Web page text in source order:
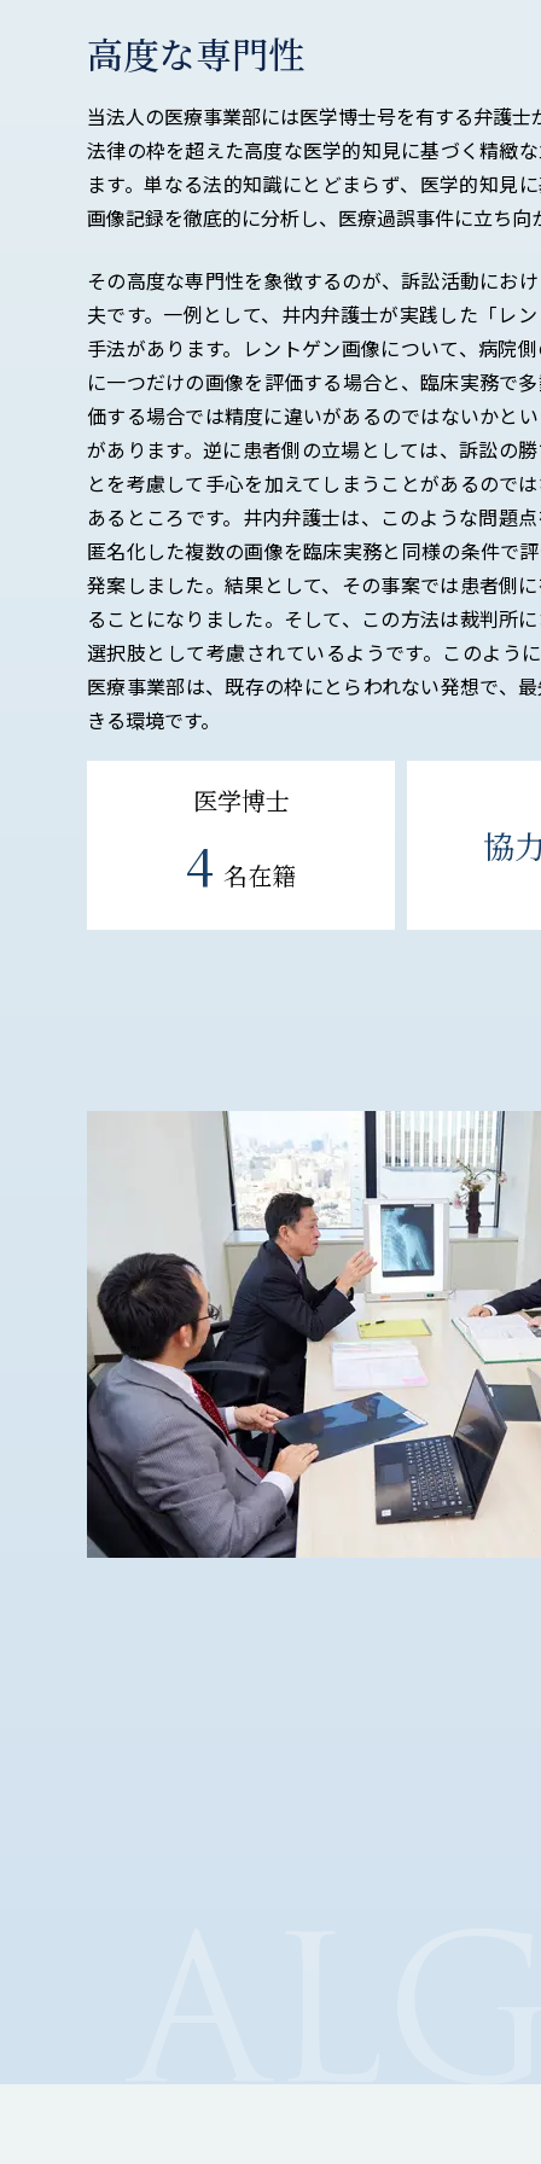
高度な専門性
当法人の医療事業部には医学博士号を有する弁護士
法律の枠を超えた高度な医学的知見に基づく精緻
ます。単なる法的知識にとどまらず、医学的知見
画像記録を徹底的に分析し、医療過誤事件に立ち向
その高度な専門性を象徴するのが、訴訟活動にお
夫です。一例として、井内弁護士が実践した「レ
手法があります。レントゲン画像について、病院
に一つだけの画像を評価する場合と、臨床実務で
価する場合では精度に違いがあるのではないかと
があります。逆に患者側の立場としては、訴訟の
とを考慮して手心を加えてしまうことがあるので
あるところです。井内弁護士は、このような問題
匿名化した複数の画像を臨床実務と同様の条件で
発案しました。結果として、その事案では患者側
ることになりました。そして、この方法は裁判所
選択肢として考慮されているようです。このよう
医療事業部は、既存の枠にとらわれない発想で、
きる環境です。
医学博士
4 名在籍
協